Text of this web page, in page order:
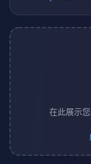
在此展示